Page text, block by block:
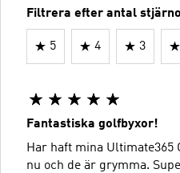
Filtrera efter antal
5 4 3
Fantastiska golfbyxor!
Har haft mina Ultimate365
nu och de är grymma.